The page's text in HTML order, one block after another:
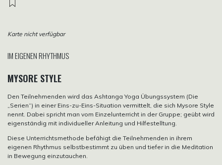
Karte nicht verfügbar
IM EIGENEN RHYTHMUS
MYSORE STYLE
Den Teilnehmenden wird das Ashtanga Yoga Übungssystem (Die
„Serien“) in einer Eins-zu-Eins-Situation vermittelt, die sich Mysore Style
nennt. Dabei spricht man vom Einzelunterricht in der Gruppe; geübt wird
eigenständig mit individueller Anleitung und Hilfestelltung.
Diese Unterrichtsmethode befähigt die Teilnehmenden in ihrem
eigenen Rhythmus selbstbestimmt zu üben und tiefer in die Meditation
in Bewegung einzutauchen.